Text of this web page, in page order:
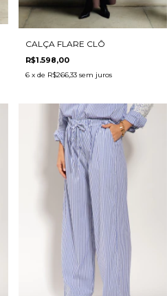
CALÇA FLARE CLÔ
R$1.598,00
6 x de R$266,33 sem juros